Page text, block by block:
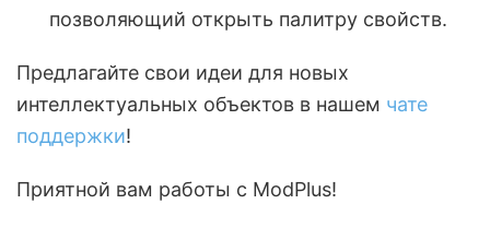
позволяющий открыть палитру свойств.
Предлагайте свои идеи для новых
интеллектуальных объектов в нашем чате
поддержки!
Приятной вам работы с ModPlus!